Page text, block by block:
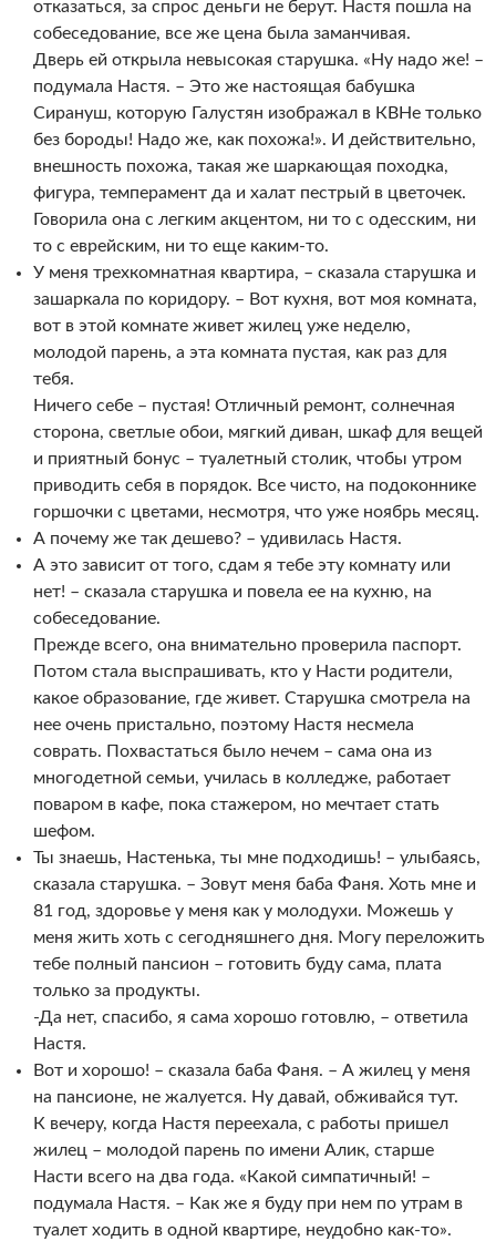
отказаться, за спрос деньги не берут. Настя пошла на
собеседование, все же цена была заманчивая.
Дверь ей открыла невысокая старушка. «Ну надо же! –
подумала Настя. – Это же настоящая бабушка
Сирануш, которую Галустян изображал в КВНе только
без бороды! Надо же, как похожа!». И действительно,
внешность похожа, такая же шаркающая походка,
фигура, темперамент да и халат пестрый в цветочек.
Говорила она с легким акцентом, ни то с одесским, ни
то с еврейским, ни то еще каким-то.
У меня трехкомнатная квартира, – сказала старушка и
зашаркала по коридору. – Вот кухня, вот моя комната,
вот в этой комнате живет жилец уже неделю,
молодой парень, а эта комната пустая, как раз для
тебя.
Ничего себе – пустая! Отличный ремонт, солнечная
сторона, светлые обои, мягкий диван, шкаф для вещей
и приятный бонус – туалетный столик, чтобы утром
приводить себя в порядок. Все чисто, на подоконнике
горшочки с цветами, несмотря, что уже ноябрь месяц.
А почему же так дешево? – удивилась Настя.
А это зависит от того, сдам я тебе эту комнату или
нет! – сказала старушка и повела ее на кухню, на
собеседование.
Прежде всего, она внимательно проверила паспорт.
Потом стала выспрашивать, кто у Насти родители,
какое образование, где живет. Старушка смотрела на
нее очень пристально, поэтому Настя несмела
соврать. Похвастаться было нечем – сама она из
многодетной семьи, училась в колледже, работает
поваром в кафе, пока стажером, но мечтает стать
шефом.
Ты знаешь, Настенька, ты мне подходишь! – улыбаясь,
сказала старушка. – Зовут меня баба Фаня. Хоть мне и
81 год, здоровье у меня как у молодухи. Можешь у
меня жить хоть с сегодняшнего дня. Могу переложить
тебе полный пансион – готовить буду сама, плата
только за продукты.
-Да нет, спасибо, я сама хорошо готовлю, – ответила
Настя.
Вот и хорошо! – сказала баба Фаня. – А жилец у меня
на пансионе, не жалуется. Ну давай, обживайся тут.
К вечеру, когда Настя переехала, с работы пришел
жилец – молодой парень по имени Алик, старше
Насти всего на два года. «Какой симпатичный! –
подумала Настя. – Как же я буду при нем по утрам в
туалет ходить в одной квартире, неудобно как-то».